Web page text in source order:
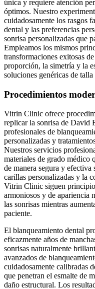
única y requiere atención
óptimos. Nuestro
cuidadosamente los rasgos
dental y las preferencias
sonrisa personalizadas que
Empleamos los mismos
transformaciones exitosas
proporción, la simetría y la
soluciones genéricas de talla
Procedimientos
Vitrin Clinic ofrece
replicar la sonrisa de David
profesionales de
personalizadas y
Nuestros servicios
materiales de grado médico
de manera segura y
carillas personalizadas y la
Vitrin Clinic siguen
armoniosos y de apariencia
las sonrisas mientras
paciente.
El blanqueamiento dental
eficazmente años de
sonrisas naturalmente
avanzados de
cuidadosamente calibradas
que penetran el esmalte de
daño estructural. Los